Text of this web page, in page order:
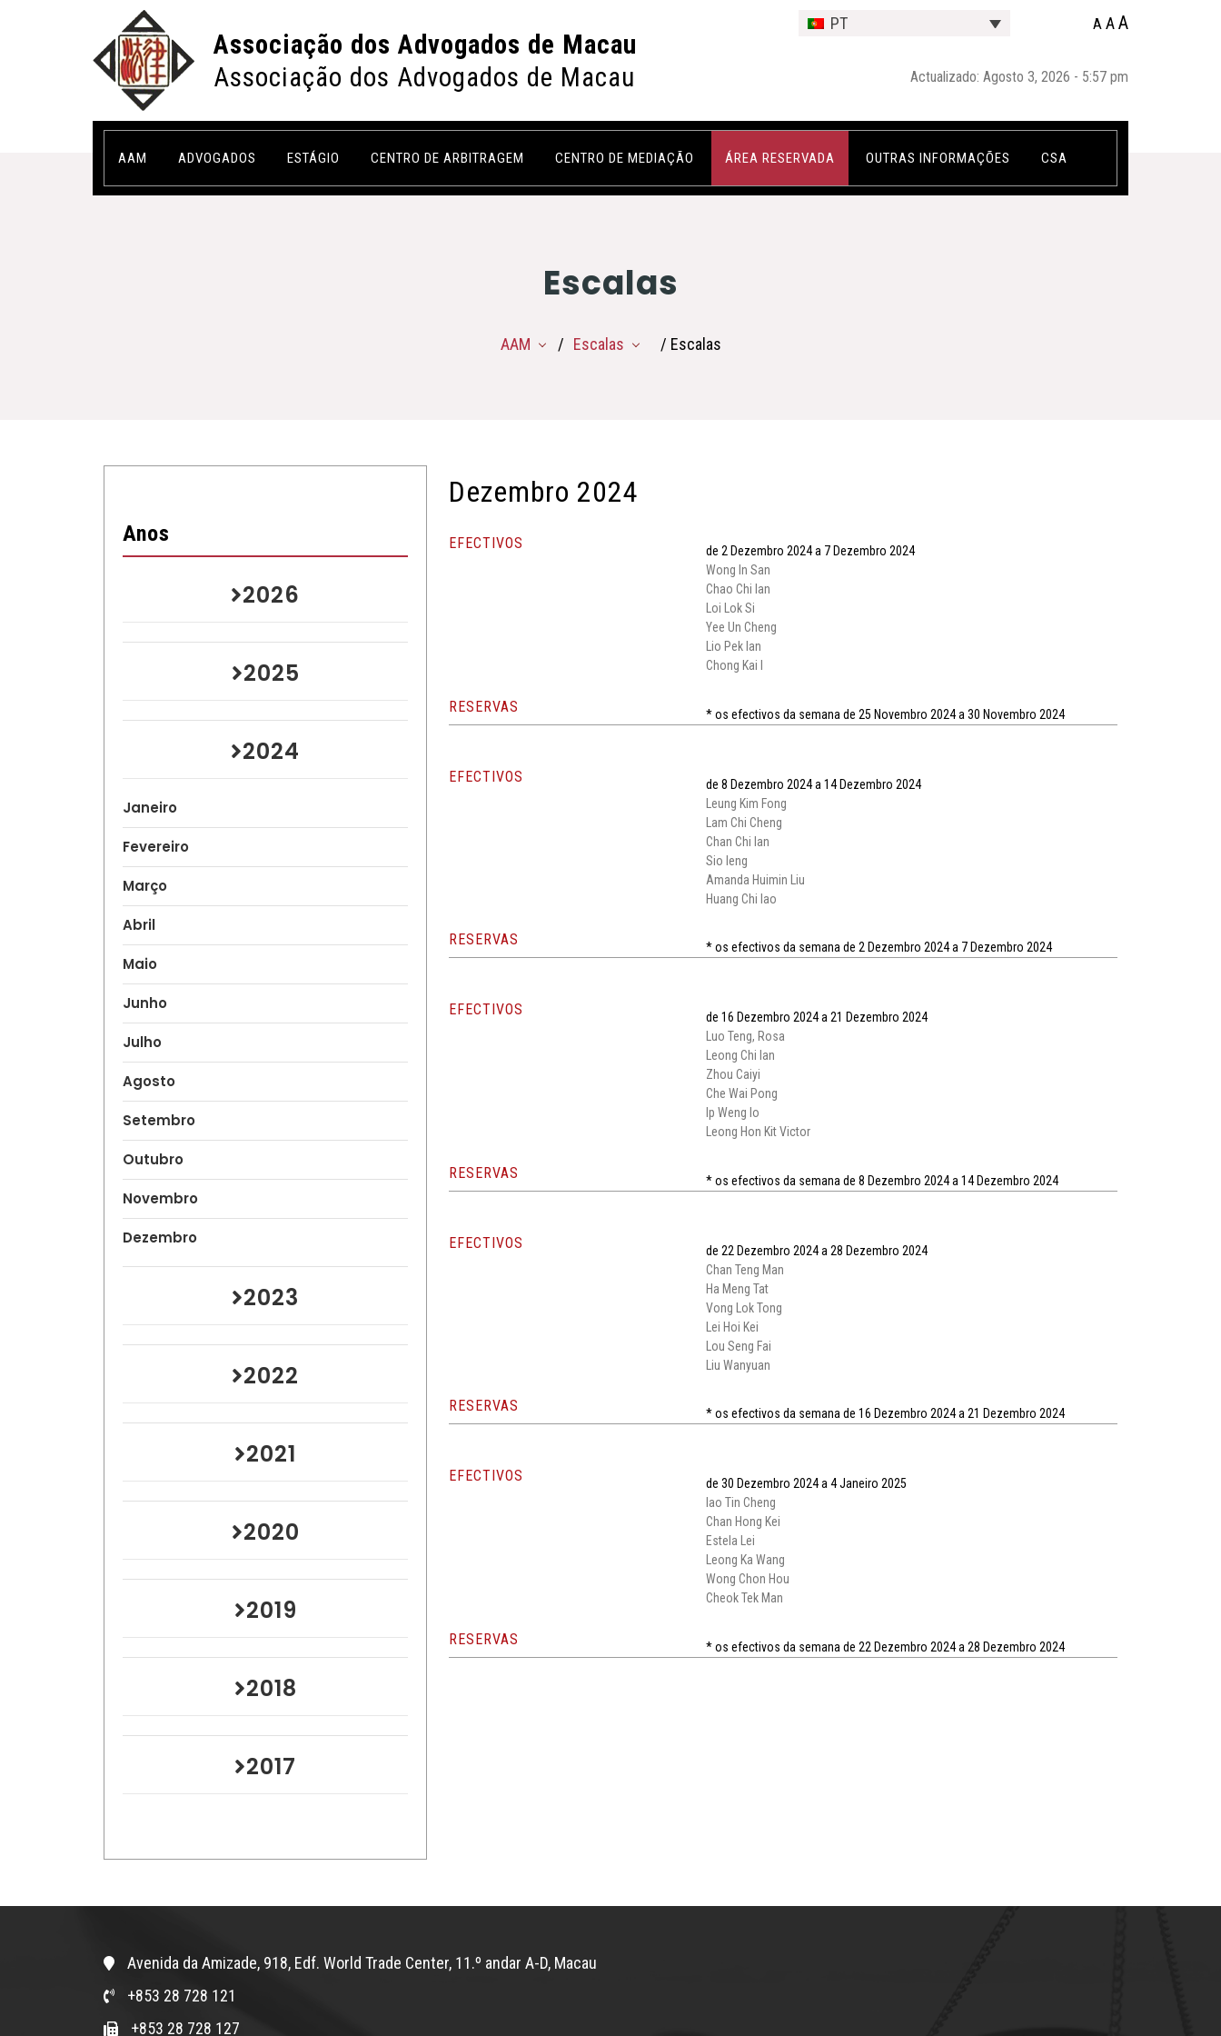
Associação dos Advogados de Macau
Associação dos Advogados de Macau
PT A AA
Actualizado: Agosto 3, 2026 - 5:57 pm
AAM ADVOGADOS ESTÁGIO CENTRO DE ARBITRAGEM CENTRO DE MEDIAÇÃO ÁREA RESERVADA OUTRAS INFORMAÇÕES CSA
Escalas
AAM Escalas / Escalas
Anos
2026
2025
2024
Janeiro
Fevereiro
Março
Abril
Maio
Junho
Julho
Agosto
Setembro
Outubro
Novembro
Dezembro
2023
2022
2021
2020
2019
2018
2017
Dezembro 2024
EFECTIVOS
de 2 Dezembro 2024 a 7 Dezembro 2024
Wong In San
Chao Chi Ian
Loi Lok Si
Yee Un Cheng
Lio Pek Ian
Chong Kai I
RESERVAS * os efectivos da semana de 25 Novembro 2024 a 30 Novembro 2024
EFECTIVOS
de 8 Dezembro 2024 a 14 Dezembro 2024
Leung Kim Fong
Lam Chi Cheng
Chan Chi Ian
Sio Ieng
Amanda Huimin Liu
Huang Chi Iao
RESERVAS * os efectivos da semana de 2 Dezembro 2024 a 7 Dezembro 2024
EFECTIVOS
de 16 Dezembro 2024 a 21 Dezembro 2024
Luo Teng, Rosa
Leong Chi Ian
Zhou Caiyi
Che Wai Pong
Ip Weng Io
Leong Hon Kit Victor
RESERVAS * os efectivos da semana de 8 Dezembro 2024 a 14 Dezembro 2024
EFECTIVOS
de 22 Dezembro 2024 a 28 Dezembro 2024
Chan Teng Man
Ha Meng Tat
Vong Lok Tong
Lei Hoi Kei
Lou Seng Fai
Liu Wanyuan
RESERVAS * os efectivos da semana de 16 Dezembro 2024 a 21 Dezembro 2024
EFECTIVOS
de 30 Dezembro 2024 a 4 Janeiro 2025
Iao Tin Cheng
Chan Hong Kei
Estela Lei
Leong Ka Wang
Wong Chon Hou
Cheok Tek Man
RESERVAS * os efectivos da semana de 22 Dezembro 2024 a 28 Dezembro 2024
Avenida da Amizade, 918, Edf. World Trade Center, 11.º andar A-D, Macau
+853 28 728 121
+853 28 728 127